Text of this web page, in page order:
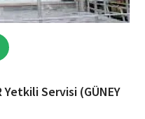
Yetkili Servisi (GÜNEY